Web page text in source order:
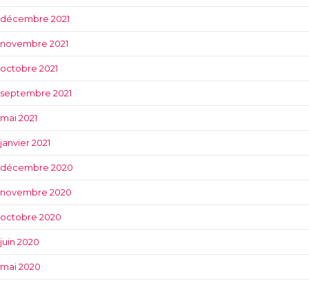
décembre 2021
novembre 2021
octobre 2021
septembre 2021
mai 2021
janvier 2021
décembre 2020
novembre 2020
octobre 2020
juin 2020
mai 2020